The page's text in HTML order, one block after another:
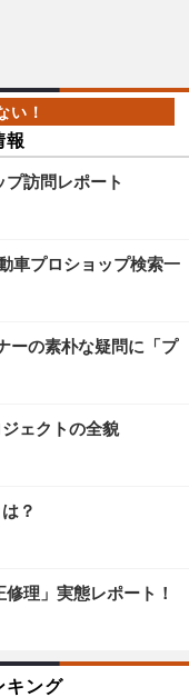
報
訪問レポート
プロショップ検索一
ーの素朴な疑問に「プ
ェクトの全貌
？
理」実態レポート！
キング